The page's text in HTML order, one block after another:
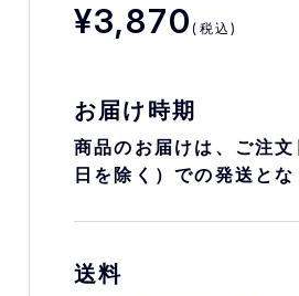
キーホルダー
オリ姫におすすめ
¥3,870(税込)
お届け時期
商品のお届けは、ご注
日を除く）での発送と
送料